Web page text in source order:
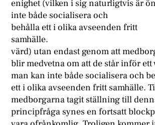
enighet (vilken i sig naturligtvis är
inte både socialisera och
behålla ett i olika avseenden fritt
samhälle.
värd) utan endast genom att
blir medvetna om att de står inför ett
man kan inte både socialisera och
ett i olika avseenden fritt samhälle.
medborgarna tagit ställning till
principfråga synes en fortsatt